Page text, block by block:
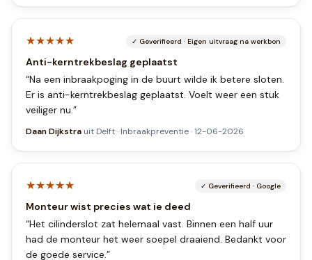
★★★★★ ✓ Geverifieerd · Eigen uitvraag na werkbon
Anti-kerntrekbeslag geplaatst
“Na een inbraakpoging in de buurt wilde ik betere sloten.
Er is anti-kerntrekbeslag geplaatst. Voelt weer een stuk
veiliger nu.”
Daan Dijkstra uit Delft· Inbraakpreventie·12-06-2026
★★★★★ ✓ Geverifieerd · Google
Monteur wist precies wat ie deed
“Het cilinderslot zat helemaal vast. Binnen een half uur
had de monteur het weer soepel draaiend. Bedankt voor
de goede service.”